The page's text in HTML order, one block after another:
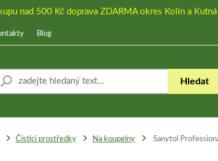
nad 500 Kč doprava ZDARMA okres Kolín a
Blog
Hledat
Čistící prostředky Na koupelny Sanytol